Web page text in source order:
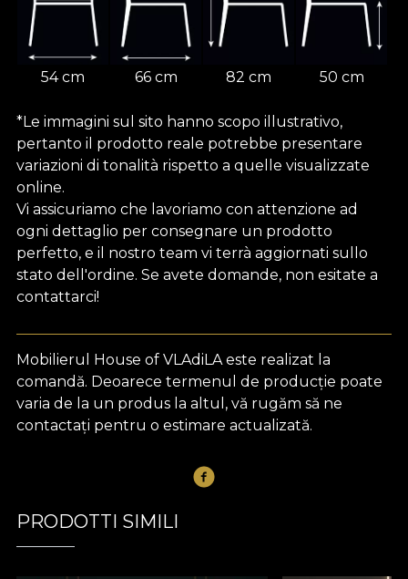
54 cm 66 cm 82 cm 50 cm
*Le immagini sul sito hanno scopo illustrativo,
pertanto il prodotto reale potrebbe presentare
variazioni di tonalità rispetto a quelle visualizzate
online.
Vi assicuriamo che lavoriamo con attenzione ad
ogni dettaglio per consegnare un prodotto
perfetto, e il nostro team vi terrà aggiornati sullo
stato dell'ordine. Se avete domande, non esitate a
contattarci!
Mobilierul House of VLAdiLA este realizat la
comandă. Deoarece termenul de producție poate
varia de la un produs la altul, vă rugăm să ne
contactați pentru o estimare actualizată.
PRODOTTI SIMILI